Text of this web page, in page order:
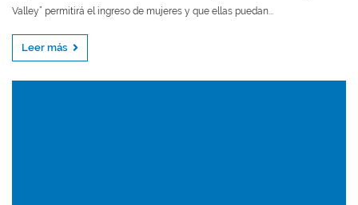
Valley” permitirá el ingreso de mujeres y que ellas puedan...
Leer más